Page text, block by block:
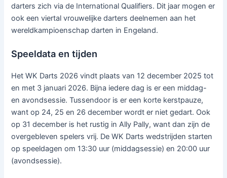
darters zich via de International Qualifiers. Dit jaar mogen er
ook een viertal vrouwelijke darters deelnemen aan het
wereldkampioenschap darten in Engeland.
Speeldata en tijden
Het WK Darts 2026 vindt plaats van 12 december 2025 tot
en met 3 januari 2026. Bijna iedere dag is er een middag-
en avondsessie. Tussendoor is er een korte kerstpauze,
want op 24, 25 en 26 december wordt er niet gedart. Ook
op 31 december is het rustig in Ally Pally, want dan zijn de
overgebleven spelers vrij. De WK Darts wedstrijden starten
op speeldagen om 13:30 uur (middagsessie) en 20:00 uur
(avondsessie).